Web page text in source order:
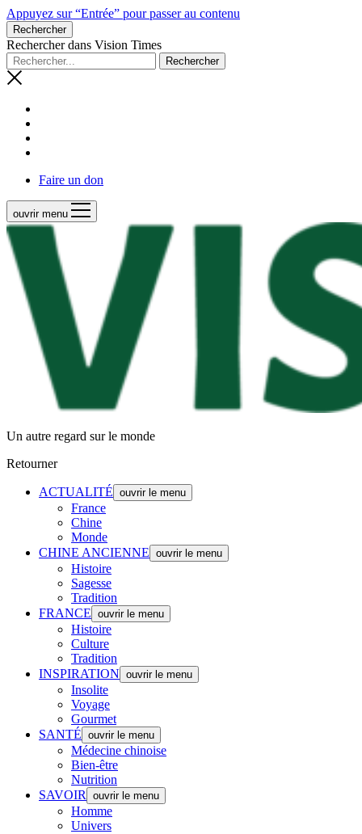
Appuyez sur “Entrée” pour passer au contenu
Rechercher
Rechercher dans Vision Times
Faire un don
ouvrir menu
Un autre regard sur le monde
Retourner
ACTUALITÉ ouvrir le menu
France
Chine
Monde
CHINE ANCIENNE ouvrir le menu
Histoire
Sagesse
Tradition
FRANCE ouvrir le menu
Histoire
Culture
Tradition
INSPIRATION ouvrir le menu
Insolite
Voyage
Gourmet
SANTÉ ouvrir le menu
Médecine chinoise
Bien-être
Nutrition
SAVOIR
ouvrir le menu
Homme
Univers